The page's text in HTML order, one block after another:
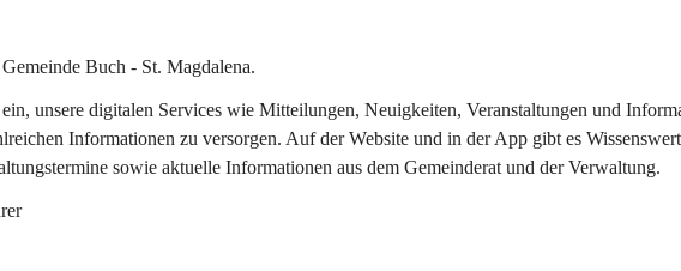
Buch - St. Magdalena.
unsere digitalen Services wie Mitteilungen, Neuigkeiten, Veranstaltungen und
Informationen zu versorgen. Auf der Website und in der App gibt es
sowie aktuelle Informationen aus dem Gemeinderat und der Verwaltung.